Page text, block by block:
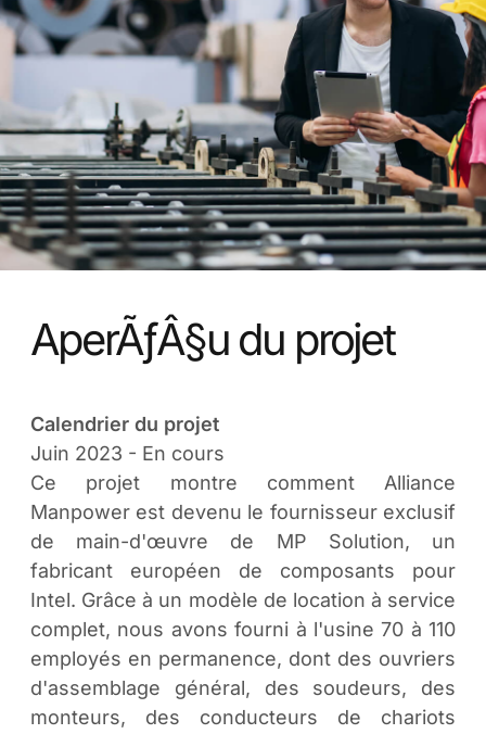
AperÃƒÂ§u du projet
Calendrier du projet
Juin 2023 - En cours
Ce projet montre comment Alliance
Manpower est devenu le fournisseur exclusif
de main-d'œuvre de MP Solution, un
fabricant européen de composants pour
Intel. Grâce à un modèle de location à service
complet, nous avons fourni à l'usine 70 à 110
employés en permanence, dont des ouvriers
d'assemblage général, des soudeurs, des
monteurs, des conducteurs de chariots